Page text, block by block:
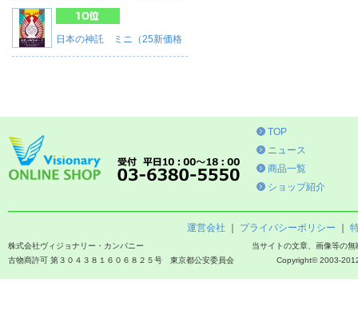
日本の神託 ミニ（25新価格
TOP
ニュース
商品一覧
ショップ紹介
運営会社 プライバシーポリシー
当サイトの文章、画像等の
Copyright© 2003-
株式会社ヴィジョナリー・カンパニー
古物商許可 第３０４３８１６０６８２５号 東京都公安委員会